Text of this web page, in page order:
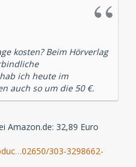
kosten? Beim Hörverlag
ich heute im
auch so um die 50 €.
Amazon.de: 32,89 Euro
303-3298662-